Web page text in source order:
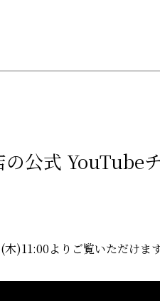
公式 YouTube
木)11:00よりご覧いただけま